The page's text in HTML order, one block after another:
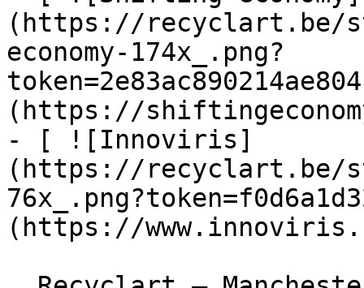
(https://recyclart.be/
economy-174x_.png?
(https://
- [ ![Innoviris]
(https://recyclart.be/
(https://